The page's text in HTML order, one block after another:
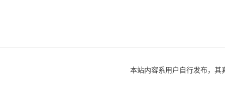
本站内容系用户自行发布，其